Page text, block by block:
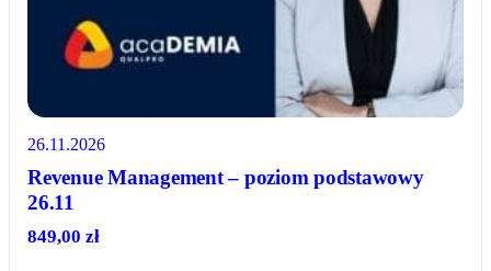
26.11.2026
Revenue Management – poziom podstawowy
26.11
849,00 zł